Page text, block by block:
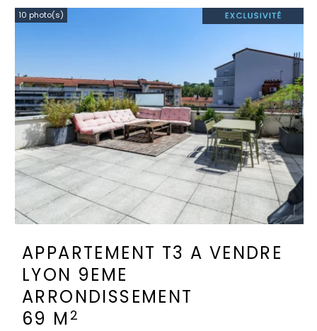
10 photo(s)
APPARTEMENT T3 A VENDRE
LYON 9EME
ARRONDISSEMENT
69 M 2